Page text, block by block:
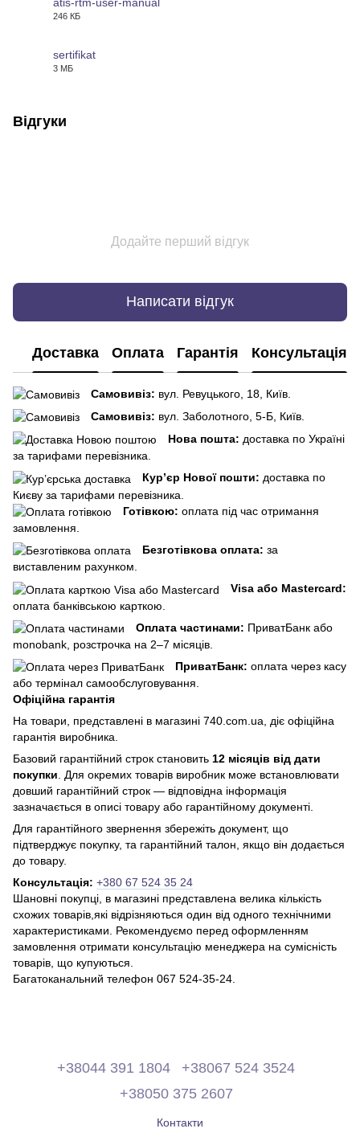
246 КБ
sertifikat
3 МБ
Відгуки
Додайте перший відгук
Написати відгук
Доставка Оплата Гарантія Консультація
Самовивіз: вул. Ревуцького, 18, Київ.
Самовивіз: вул. Заболотного, 5-Б, Київ.
Нова пошта: доставка по Україні
за тарифами перевізника.
Кур’єр Нової пошти: доставка по
Києву за тарифами перевізника.
Готівкою: оплата під час отримання
замовлення.
Безготівкова оплата: за
виставленим рахунком.
Visa або Mastercard:
оплата банківською карткою.
Оплата частинами: ПриватБанк або
monobank, розстрочка на 2–7 місяців.
ПриватБанк: оплата через касу
або термінал самообслуговування.
Офіційна гарантія
На товари, представлені в магазині 740.com.ua, діє офіційна
гарантія виробника.
Базовий гарантійний строк становить 12 місяців від дати
покупки. Для окремих товарів виробник може встановлювати
довший гарантійний строк — відповідна інформація
зазначається в описі товару або гарантійному документі.
Для гарантійного звернення збережіть документ, що
підтверджує покупку, та гарантійний талон, якщо він додається
до товару.
Консультація: +380 67 524 35 24
Шановні покупці, в магазині представлена ​​велика кількість
схожих товарів,які відрізняються один від одного технічними
характеристиками. Рекомендуємо перед оформленням
замовлення отримати консультацію менеджера на сумісність
товарів, що купуються.
Багатоканальний телефон 067 524-35-24.
+38044 391 1804
+38067 524 3524
+38050 375 2607
Контакти